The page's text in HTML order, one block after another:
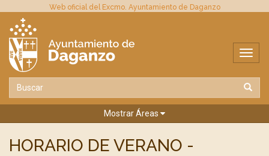
Web oficial del Excmo. Ayuntamiento de Daganzo
Mostrar Áreas
HORARIO DE VERANO -